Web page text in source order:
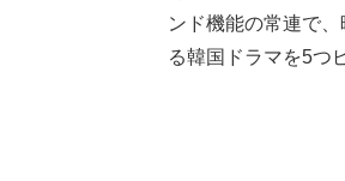
ンド機能の常連で
る韓国ドラマを5つ